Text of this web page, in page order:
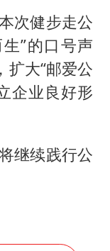
次健步走公
”的口号声
扩大“邮爱公
企业良好形
继续践行公